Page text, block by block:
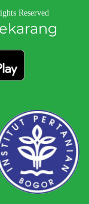
Reserved